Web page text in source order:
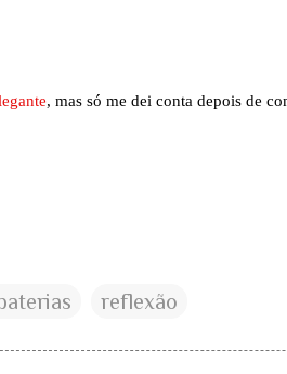
, mas só me dei conta depois de
reflexão